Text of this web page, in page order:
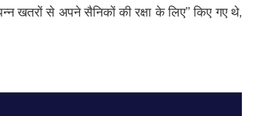
खतरों से अपने सैनिकों की रक्षा के लिए” किए गए थे,